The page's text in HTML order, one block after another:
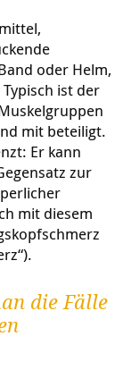
oder Helm,
ist der
mit beteiligt.
Er kann
zur
mit diesem
die Fälle